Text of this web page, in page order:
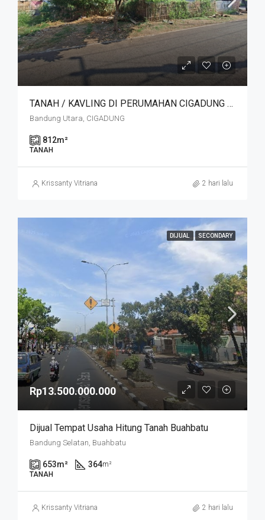
TANAH / KAVLING DI PERUMAHAN CIGADUNG SELATAN SAYAP DAGO, BANDUNG
Bandung Utara, CIGADUNG
812m²
TANAH
Krissanty Vitriana 2 hari lalu
DIJUAL SECONDARY
Rp13.500.000.000
Dijual Tempat Usaha Hitung Tanah Buahbatu
Bandung Selatan, Buahbatu
653m² 364m²
TANAH
Krissanty Vitriana 2 hari lalu